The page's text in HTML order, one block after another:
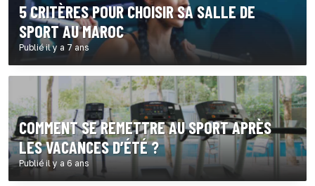
5 CRITÈRES POUR CHOISIR SA SALLE DE
SPORT AU MAROC
Publié il y a 7 ans
COMMENT SE REMETTRE AU SPORT APRÈS
LES VACANCES D’ÉTÉ ?
Publié il y a 6 ans